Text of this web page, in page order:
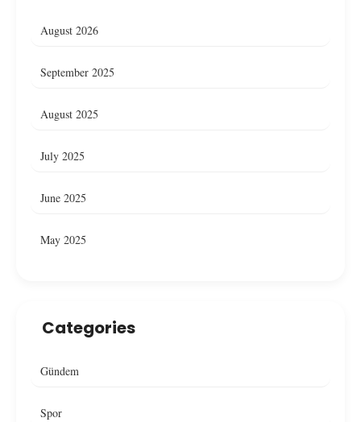
August 2026
September 2025
August 2025
July 2025
June 2025
May 2025
Categories
Gündem
Spor